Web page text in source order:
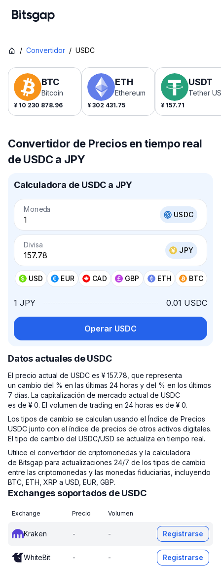
/ Convertidor / USDC
BTC
Bitcoin
¥ 10 230 878.96
ETH
Ethereum
¥ 302 431.75
USDT
Tether
¥ 157.71
Convertidor de Precios en tiempo real
de USDC a JPY
Calculadora de USDC a JPY
Moneda
USDC
Divisa
JPY
USD EUR CAD GBP ETH BTC
1 JPY 0.01 USDC
Operar USDC
Datos actuales de USDC
El precio actual de USDC es ¥ 157.78, que representa
un cambio del % en las últimas 24 horas y del % en los últimos
7 días. La capitalización de mercado actual de USDC
es de ¥ 0. El volumen de trading en 24 horas es de ¥ 0.
Los tipos de cambio se calculan usando el Índice de Precios
USDC junto con el índice de precios de otros activos digitales.
El tipo de cambio del USDC/USD se actualiza en tiempo real.
Utilice el convertidor de criptomonedas y la calculadora
de Bitsgap para actualizaciones 24/7 de los tipos de cambio
entre las criptomonedas y las monedas fiduciarias, incluyendo
BTC, ETH, XRP a USD, EUR, GBP.
Exchanges soportados de USDC
Exchange Precio Volumen
Kraken - - Registrarse
WhiteBit - - Registrarse